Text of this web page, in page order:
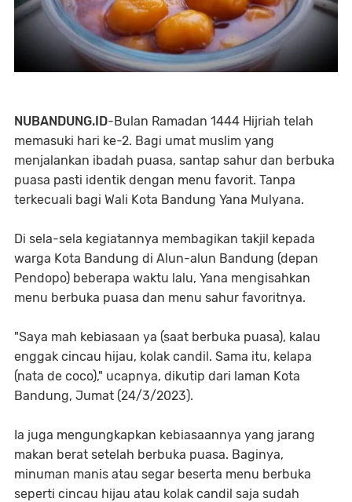
NUBANDUNG.ID-Bulan Ramadan 1444 Hijriah telah
memasuki hari ke-2. Bagi umat muslim yang
menjalankan ibadah puasa, santap sahur dan berbuka
puasa pasti identik dengan menu favorit. Tanpa
terkecuali bagi Wali Kota Bandung Yana Mulyana.
Di sela-sela kegiatannya membagikan takjil kepada
warga Kota Bandung di Alun-alun Bandung (depan
Pendopo) beberapa waktu lalu, Yana mengisahkan
menu berbuka puasa dan menu sahur favoritnya.
"Saya mah kebiasaan ya (saat berbuka puasa), kalau
enggak cincau hijau, kolak candil. Sama itu, kelapa
(nata de coco)," ucapnya, dikutip dari laman Kota
Bandung, Jumat (24/3/2023).
Ia juga mengungkapkan kebiasaannya yang jarang
makan berat setelah berbuka puasa. Baginya,
minuman manis atau segar beserta menu berbuka
seperti cincau hijau atau kolak candil saja sudah